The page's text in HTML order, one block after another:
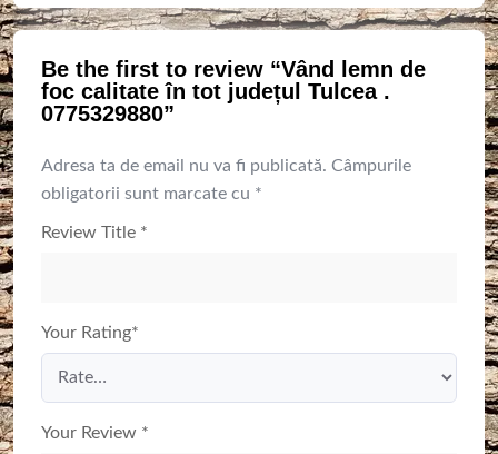
Be the first to review “Vând lemn de
foc calitate în tot județul Tulcea .
0775329880”
Adresa ta de email nu va fi publicată. Câmpurile
obligatorii sunt marcate cu *
Review Title *
Your Rating*
Your Review *